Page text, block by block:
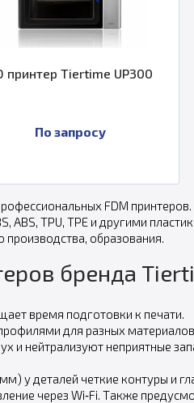
принтер Tiertime UP300
По запросу
FDM
ABS, TPU, TPE и другими
образования.
бренда
время подготовки к печати.
для разных
и нейтрализуют неприятные
у деталей четкие контуры и
через Wi‑Fi. Также